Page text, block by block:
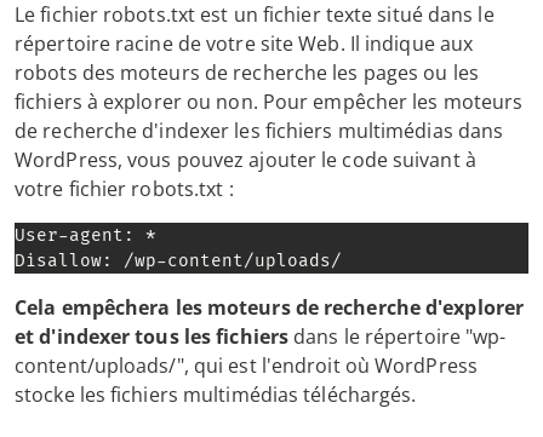
Le fichier robots.txt est un fichier texte situé dans le
répertoire racine de votre site Web. Il indique aux
robots des moteurs de recherche les pages ou les
fichiers à explorer ou non. Pour empêcher les moteurs
de recherche d'indexer les fichiers multimédias dans
WordPress, vous pouvez ajouter le code suivant à
votre fichier robots.txt :
User-agent: *
Disallow: /wp-content/uploads/
Cela empêchera les moteurs de recherche d'explorer
et d'indexer tous les fichiers dans le répertoire "wp-
content/uploads/", qui est l'endroit où WordPress
stocke les fichiers multimédias téléchargés.